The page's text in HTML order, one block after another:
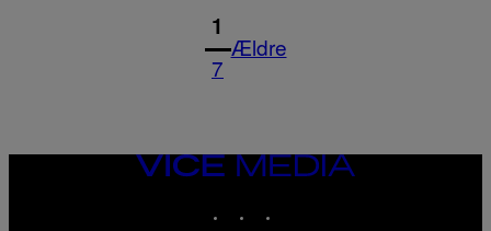
1
7
Ældre
VICE